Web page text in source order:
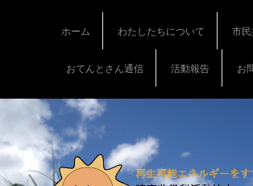
t
e
ホーム わたしたちについて 市
おてんとさん通信 活動報告 お